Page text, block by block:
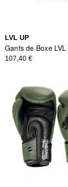
LVL UP
Gants de Boxe
107,40 €